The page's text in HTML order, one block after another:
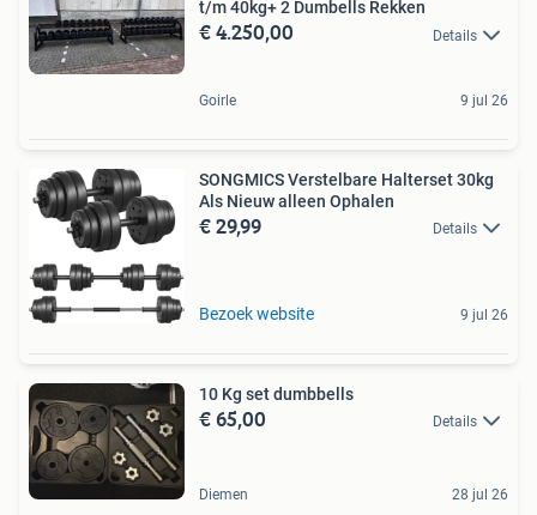
t/m 40kg+ 2 Dumbells Rekken
€ 4.250,00 Details
Goirle 9 jul 26
SONGMICS Verstelbare Halterset 30kg
Als Nieuw alleen Ophalen
€ 29,99 Details
Bezoek website 9 jul 26
10 Kg set dumbbells
€ 65,00 Details
Diemen 28 jul 26